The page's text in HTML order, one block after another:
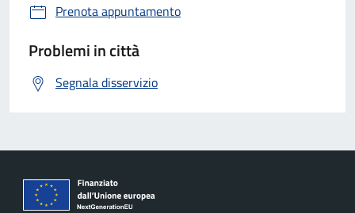
Prenota appuntamento
Problemi in città
Segnala disservizio